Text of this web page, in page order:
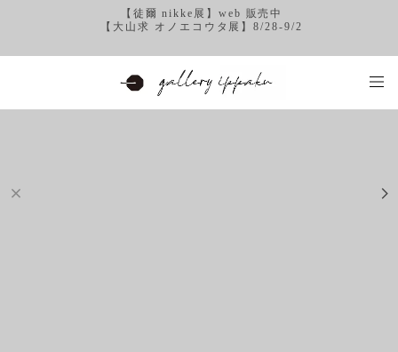
【徒爾 nikke展】web 販売中
【大山求 オノエコウタ展】8/28-9/2